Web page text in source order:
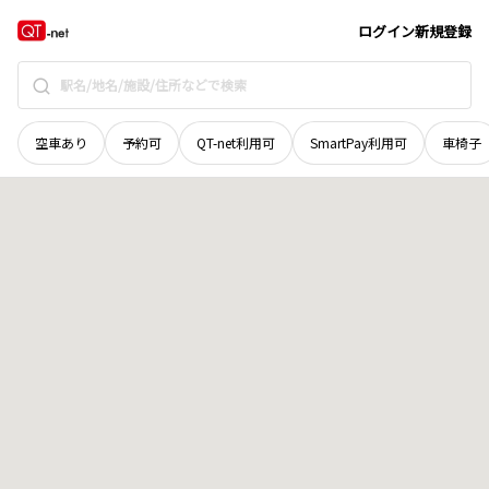
ログイン新規登録
空車あり 予約可 QT-net利用可 SmartPay利用可 車椅子
福井県